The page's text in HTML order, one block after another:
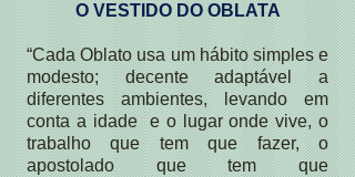
O VESTIDO DO OBLATA
“Cada Oblato usa um hábito simples e
modesto; decente adaptável a
diferentes ambientes, levando em
conta a idade e o lugar onde vive, o
trabalho que tem que fazer, o
apostolado que tem que